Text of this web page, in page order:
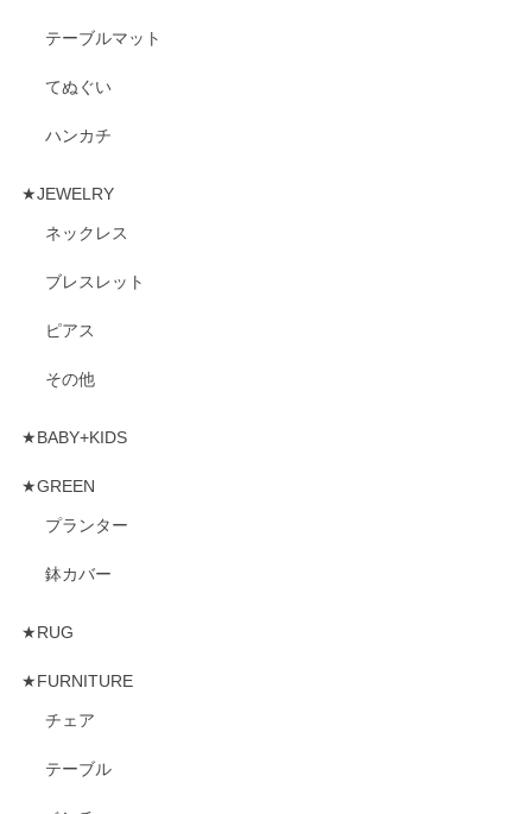
テーブルマット
てぬぐい
ハンカチ
★JEWELRY
ネックレス
ブレスレット
ピアス
その他
★BABY+KIDS
★GREEN
プランター
鉢カバー
★RUG
★FURNITURE
チェア
テーブル